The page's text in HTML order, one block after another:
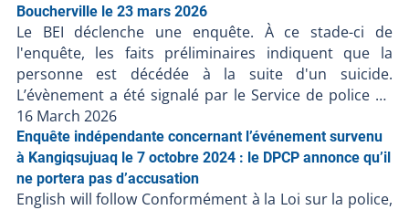
Boucherville le 23 mars 2026
Le BEI déclenche une enquête. À ce stade-ci de
l'enquête, les faits préliminaires indiquent que la
personne est décédée à la suite d'un suicide.
L’évènement a été signalé par le Service de police de
l’agglomération de Longueuil. Le Bureau des enquêtes
indépendantes a pour mission de faire la lumière
complète sur les faits entourant l’intervention
policière. Le BEI enquête dans tous les cas où une
personne, autre qu'un policier en service, décède,
16 March 2026
Enquête indépendante concernant l’événement survenu
à Kangiqsujuaq le 7 octobre 2024 : le DPCP annonce qu’il
ne portera pas d’accusation
English will follow Conformément à la Loi sur la police,